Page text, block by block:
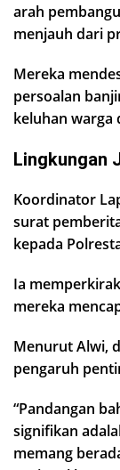
arah
menjauh dari
Mereka
persoalan
keluhan warga
Lingkungan
Koordinator
surat
kepada
Ia
mereka
Menurut Alwi,
pengaruh
“Pandangan
signifikan
memang